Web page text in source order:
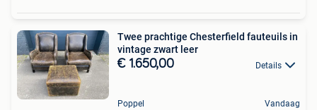
Twee prachtige Chesterfield fauteuils in
vintage zwart leer
€ 1.650,00 Details
Poppel Vandaag